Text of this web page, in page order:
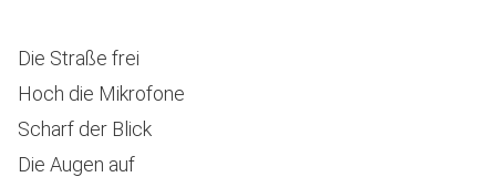
Die Straße frei
Hoch die Mikrofone
Scharf der Blick
Die Augen auf